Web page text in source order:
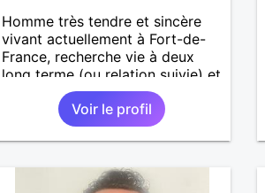
Homme très tendre et sincère
vivant actuellement à Fort-de-
France, recherche vie à deux
long terme (ou relation suivie) et
sentiments évolutifs et sincères,
avec une femme aimant
beaucoup les randonnés, assez
coquette, aimant aussi concilier
vivre, être deux complice pour
Voir le profil